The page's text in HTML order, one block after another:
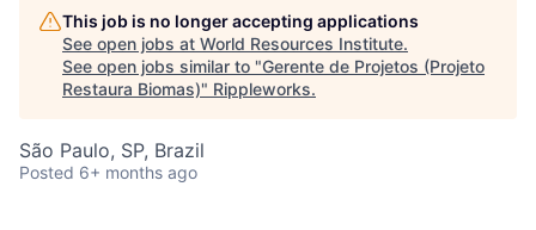
This job is no longer accepting applications
See open jobs at World Resources Institute.
See open jobs similar to "Gerente de Projetos (Projeto
Restaura Biomas)" Rippleworks.
São Paulo, SP, Brazil
Posted 6+ months ago